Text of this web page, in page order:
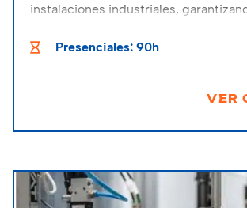
instalaciones industriales,
Presenciales: 90h
VER